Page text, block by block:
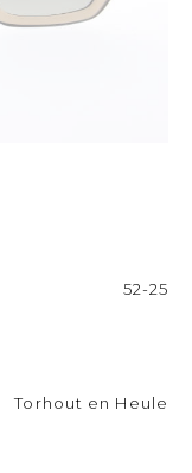
52-25
Torhout en Heule